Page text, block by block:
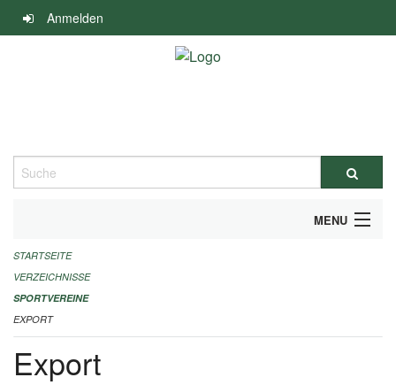
Navigation
überspringen
Anmelden
Suche
MENU
ALLGEMEINE INFORMATIONEN
FINANZIELLE UNTERSTÜTZUNG BENÖTIGT?
KONTAKT
STARTSEITE
VERZEICHNISSE
SPORTVEREINE
EXPORT
Export